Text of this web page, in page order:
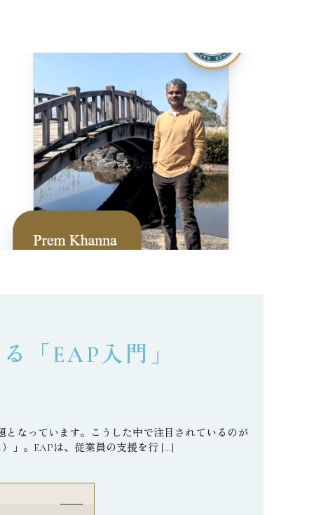
「EAP入門」
なっています。こうした中で注目されているのが
」。EAPは、従業員の支援を行 […]